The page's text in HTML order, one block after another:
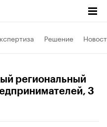
Решение
региональный
, 3